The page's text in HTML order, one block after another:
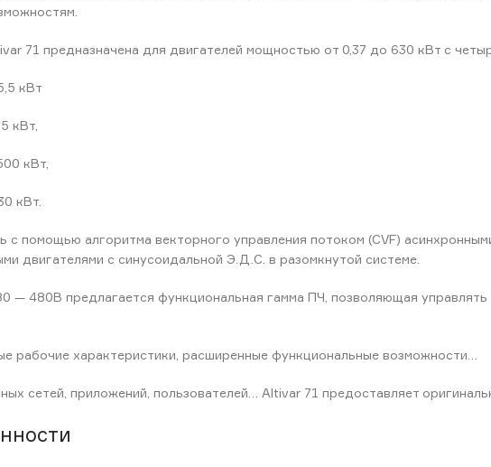
71 предназначена для двигателей мощностью от 0,37 до 630 кВт с
кВт
кВт,
кВт,
кВт.
с помощью алгоритма векторного управления потоком (CVF)
двигателями с синусоидальной Э.Д.С. в разомкнутой системе.
— 480В предлагается функциональная гамма ПЧ, позволяющая
рабочие характеристики, расширенные функциональные возможности…
сетей, приложений, пользователей… Altivar 71 предоставляет